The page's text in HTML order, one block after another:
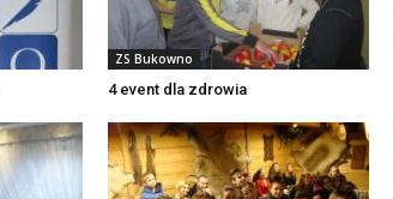
ZS Bukowno
4 event dla zdrowia